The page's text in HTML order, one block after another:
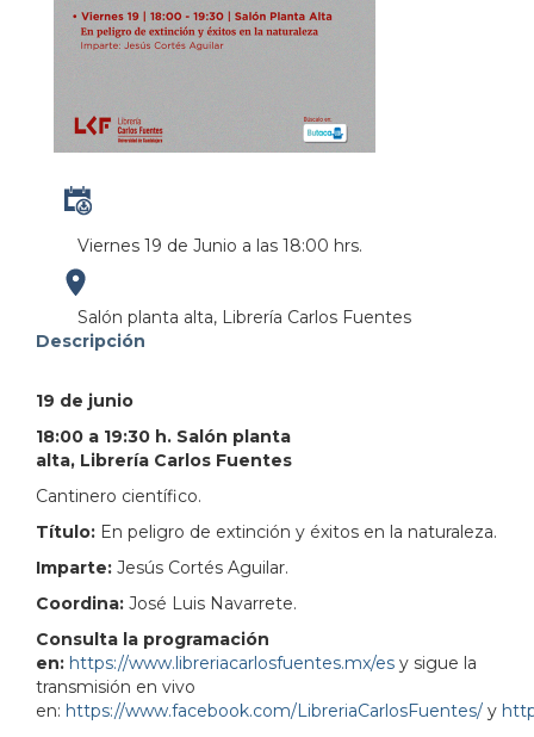
Viernes 19 de Junio a las 18:00 hrs.
Salón planta alta, Librería Carlos Fuentes
Descripción
19 de junio
18:00 a 19:30 h. Salón planta
alta, Librería Carlos Fuentes
Cantinero científico.
Título: En peligro de extinción y éxitos en la naturaleza.
Imparte: Jesús Cortés Aguilar.
Coordina: José Luis Navarrete.
Consulta la programación
en: https://www.libreriacarlosfuentes.mx/es y sigue la
transmisión en vivo
en: https://www.facebook.com/LibreriaCarlosFuentes/ y